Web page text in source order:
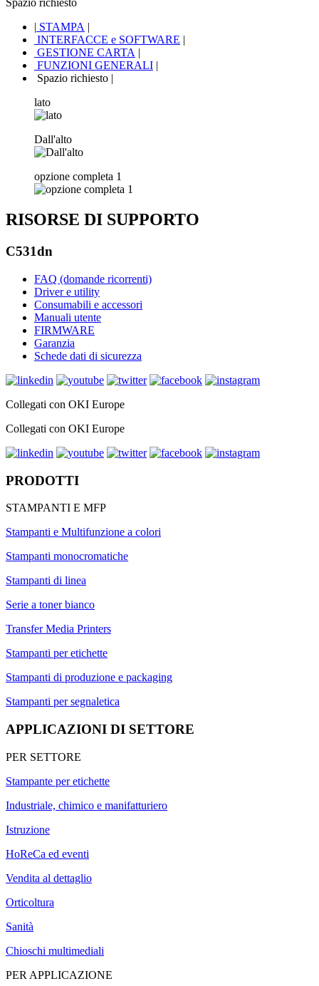
Spazio richiesto
| STAMPA |
INTERFACCE e SOFTWARE |
GESTIONE CARTA |
FUNZIONI GENERALI |
Spazio richiesto |
lato
Dall'alto
opzione completa 1
RISORSE DI SUPPORTO
C531dn
FAQ (domande ricorrenti)
Driver e utility
Consumabili e accessori
Manuali utente
FIRMWARE
Garanzia
Schede dati di sicurezza
Collegati con OKI Europe
Collegati con OKI Europe
PRODOTTI
STAMPANTI E MFP
Stampanti e Multifunzione a colori
Stampanti monocromatiche
Stampanti di linea
Serie a toner bianco
Transfer Media Printers
Stampanti per etichette
Stampanti di produzione e packaging
Stampanti per segnaletica
APPLICAZIONI DI SETTORE
PER SETTORE
Stampante per etichette
Industriale, chimico e manifatturiero
Istruzione
HoReCa ed eventi
Vendita al dettaglio
Orticoltura
Sanità
Chioschi multimediali
PER APPLICAZIONE